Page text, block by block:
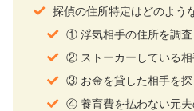
探偵の住所特定はどのよう
① 浮気相手の住所を調査
② ストーカーしている
③ お金を貸した相手を探
④ 養育費を払わない元